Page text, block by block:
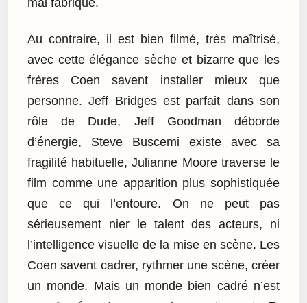
mal fabriqué.
Au contraire, il est bien filmé, très maîtrisé,
avec cette élégance sèche et bizarre que les
frères Coen savent installer mieux que
personne. Jeff Bridges est parfait dans son
rôle de Dude, Jeff Goodman déborde
d’énergie, Steve Buscemi existe avec sa
fragilité habituelle, Julianne Moore traverse le
film comme une apparition plus sophistiquée
que ce qui l’entoure. On ne peut pas
sérieusement nier le talent des acteurs, ni
l’intelligence visuelle de la mise en scène. Les
Coen savent cadrer, rythmer une scène, créer
un monde. Mais un monde bien cadré n’est